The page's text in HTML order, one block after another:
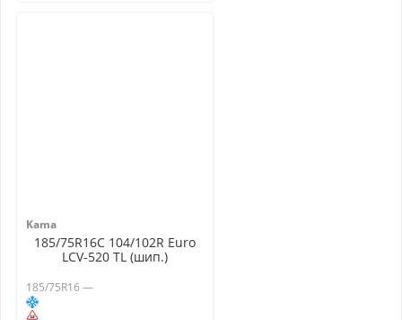
Kama
185/75R16C 104/102R Euro
LCV-520 TL (шип.)
185/75R16 —